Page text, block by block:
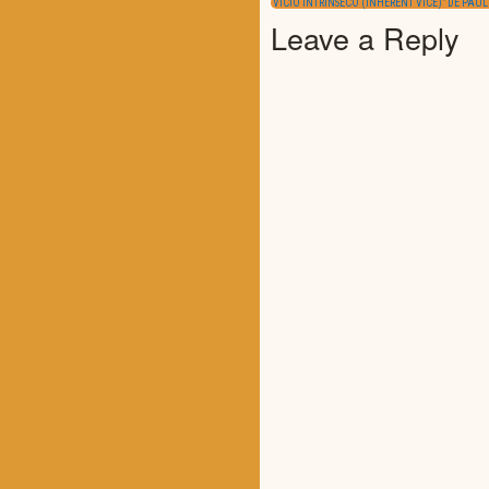
“VÍCIO INTRÍNSECO (INHERENT VICE)” DE
Leave a Reply